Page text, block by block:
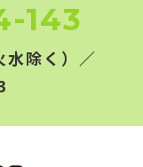
143
除く）／